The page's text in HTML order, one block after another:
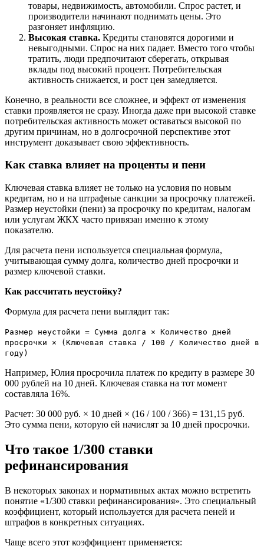
товары, недвижимость, автомобили. Спрос растет, и
производители начинают поднимать цены. Это
разгоняет инфляцию.
Высокая ставка. Кредиты становятся дорогими и
невыгодными. Спрос на них падает. Вместо того чтобы
тратить, люди предпочитают сберегать, открывая
вклады под высокий процент. Потребительская
активность снижается, и рост цен замедляется.
Конечно, в реальности все сложнее, и эффект от изменения
ставки проявляется не сразу. Иногда даже при высокой ставке
потребительская активность может оставаться высокой по
другим причинам, но в долгосрочной перспективе этот
инструмент доказывает свою эффективность.
Как ставка влияет на проценты и пени
Ключевая ставка влияет не только на условия по новым
кредитам, но и на штрафные санкции за просрочку платежей.
Размер неустойки (пени) за просрочку по кредитам, налогам
или услугам ЖКХ часто привязан именно к этому
показателю.
Для расчета пени используется специальная формула,
учитывающая сумму долга, количество дней просрочки и
размер ключевой ставки.
Как рассчитать неустойку?
Формула для расчета пени выглядит так:
Размер неустойки = Сумма долга × Количество дней
просрочки × (Ключевая ставка / 100 / Количество дней в
году)
Например, Юлия просрочила платеж по кредиту в размере 30
000 рублей на 10 дней. Ключевая ставка на тот момент
составляла 16%.
Расчет: 30 000 руб. × 10 дней × (16 / 100 / 366) = 131,15 руб.
Это сумма пени, которую ей начислят за 10 дней просрочки.
Что такое 1/300 ставки
рефинансирования
В некоторых законах и нормативных актах можно встретить
понятие «1/300 ставки рефинансирования». Это специальный
коэффициент, который используется для расчета пеней и
штрафов в конкретных ситуациях.
Чаще всего этот коэффициент применяется: